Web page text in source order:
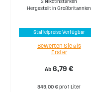
3 Nikotinstärken
Hergestellt in Großbritannien
Staffelpreise Verfügbar
Ab 6,79 €
Bewerten Sie als
Erster
849,00 € pro 1 Liter